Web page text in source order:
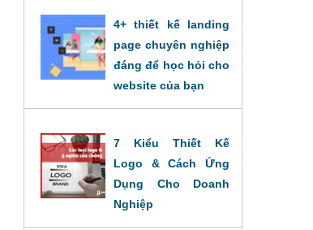
4+ thiết kế landing
page chuyên nghiệp
đáng để học hỏi cho
website của bạn
7 Kiểu Thiết Kế
Logo & Cách Ứng
Dụng Cho Doanh
Nghiệp